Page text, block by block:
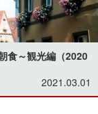
食～観光編（2020
2021.03.01